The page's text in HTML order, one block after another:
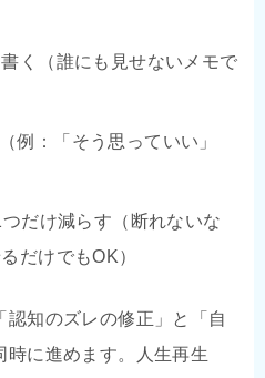
く（誰にも見せないメモで
例：「そう思っていい」
だけ減らす（断れないな
だけでもOK）
知のズレの修正」と「自
時に進めます。人生再生